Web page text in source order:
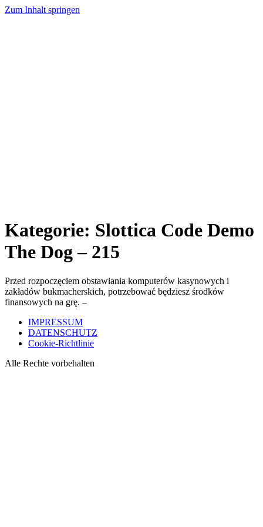
Zum Inhalt springen
Kategorie: Slottica Code Demo
The Dog – 215
Przed rozpoczęciem obstawiania komputerów kasynowych i
zakładów bukmacherskich, potrzebować będziesz środków
finansowych na grę. –
IMPRESSUM
DATENSCHUTZ
Cookie-Richtlinie
Alle Rechte vorbehalten